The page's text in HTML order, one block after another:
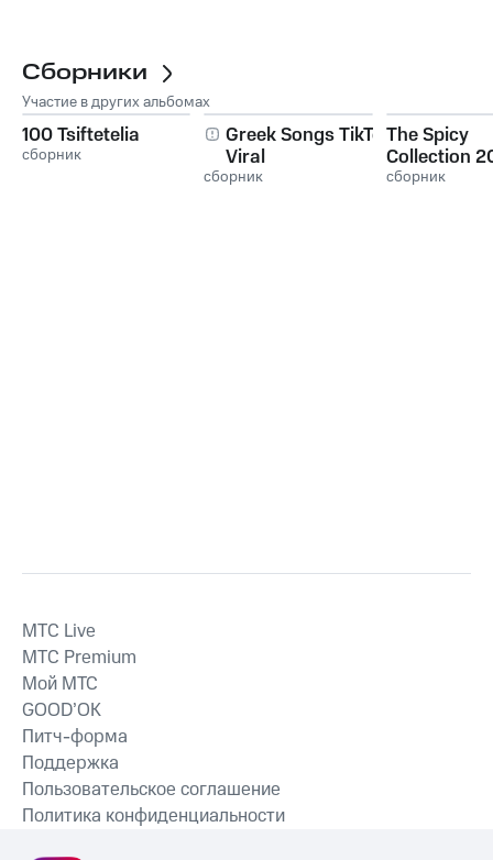
Сборники
Участие в других альбомах
100 Tsiftetelia
сборник
Greek Songs TikTok
Viral
сборник
The Spicy
Collection
сборник
MTС Live
MTС Premium
Мой МТС
GOOD’OK
Питч-форма
Поддержка
Пользовательское соглашение
Политика конфиденциальности